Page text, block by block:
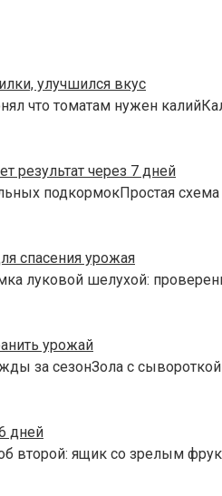
улучшился вкус
что томатам нужен
результат через 7 дней
подкормокПростая
спасения урожая
луковой шелухой:
урожай
за сезонЗола с
дней
ящик со зрелым